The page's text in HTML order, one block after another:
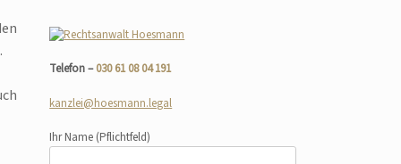
Telefon –030 61 08 04 191
kanzlei@hoesmann.legal
Ihr Name (Pflichtfeld)